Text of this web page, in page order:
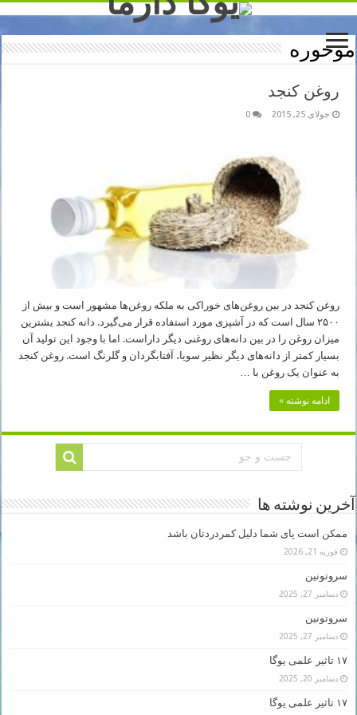
موخوره
روغن کنجد
جولای 25, 2015 0
روغن کنجد در بین روغن‌های خوراکی به ملکه روغن‌ها مشهور است و بیش از
۲۵۰۰ سال است که در آشپزی مورد استفاده قرار می‌گیرد. دانه کنجد یشترین
میزان روغن را در بین دانه‌های روغنی دیگر داراست. اما با وجود این تولید آن
بسیار کمتر از دانه‌های دیگر نظیر سویا، آفتابگردان و گلرنگ است. روغن کنجد
به عنوان یک روغن با …
ادامه نوشته »
آخرین نوشته ها
ممکن است پای شما دلیل کمردردتان باشد
فوریه 21, 2026
سروتونین
دسامبر 27, 2025
سروتونین
دسامبر 27, 2025
۱۷ تاثیر علمی یوگا
دسامبر 20, 2025
۱۷ تاثیر علمی یوگا